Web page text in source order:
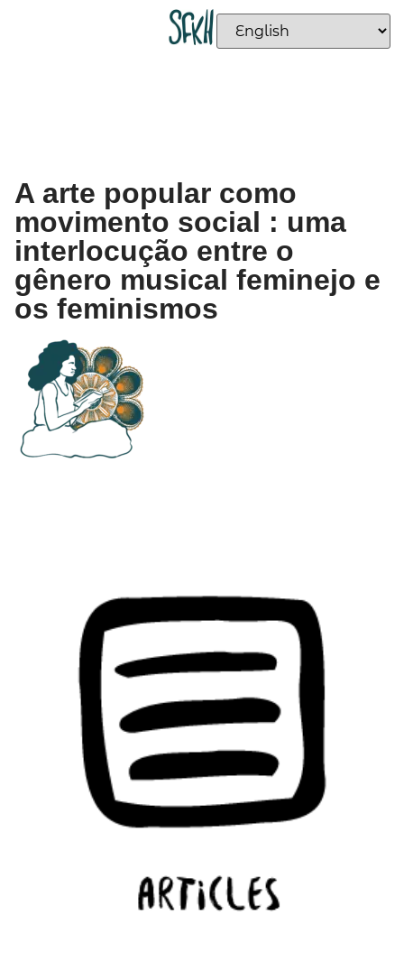
A arte popular como
movimento social : uma
interlocução entre o
gênero musical feminejo e
os feminismos